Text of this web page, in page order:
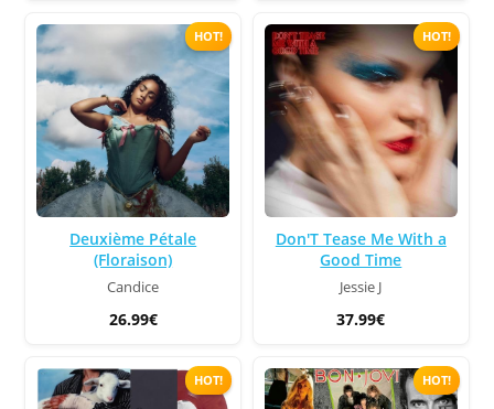
HOT!
Deuxième Pétale
(Floraison)
Candice
26.99€
HOT!
Don'T Tease Me With a
Good Time
Jessie J
37.99€
HOT! HOT!